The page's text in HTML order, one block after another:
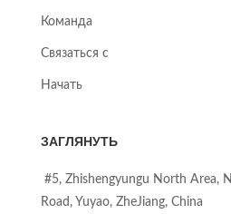
Команда
Связаться с
Начать
ЗАГЛЯНУТЬ
#5, Zhishengyungu North Area,
Road, Yuyao, ZheJiang, China